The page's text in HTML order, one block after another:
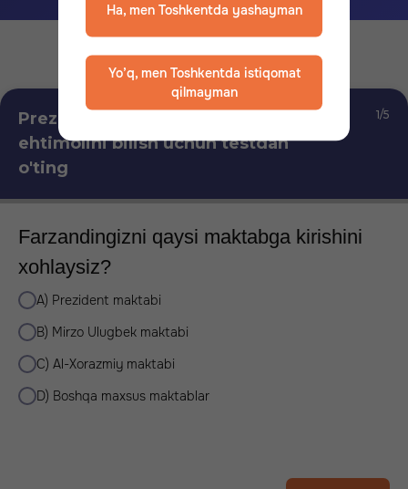
Ha, men Toshkentda yashayman
Yo’q, men Toshkentda istiqomat
qilmayman
Prezident maktabiga kirish
ehtimolini bilish uchun testdan
o'ting
1/5
Farzandingizni qaysi maktabga kirishini
xohlaysiz?
A) Prezident maktabi
B) Mirzo Ulugbek maktabi
C) Al-Xorazmiy maktabi
D) Boshqa maxsus maktablar